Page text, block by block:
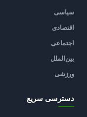
سیاسی
اقتصادی
اجتماعی
بین‌الملل
ورزشی
دسترسی سریع